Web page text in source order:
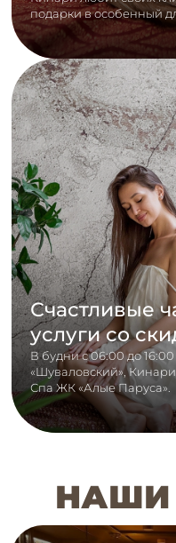
подарки в особенный
Счастливые
услуги со
В будни с 06:00 до
«Шуваловский»,
Спа ЖК «Алые Паруса».
НАШИ